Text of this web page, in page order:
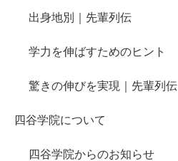
出身地別｜先輩列伝
学力を伸ばすためのヒント
驚きの伸びを実現｜先輩列伝
四谷学院について
四谷学院からのお知らせ